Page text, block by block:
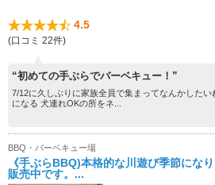
4.5
(口コミ 22件)
“初めての手ぶらでバーベキュー！”
7/12に久しぶりに家族全員で集まってなんかした
になる 犬連れOKの所をネ...
BBQ・バーベキュー場
《手ぶらBBQ)本格的な川遊び季節にな
販売中です。...